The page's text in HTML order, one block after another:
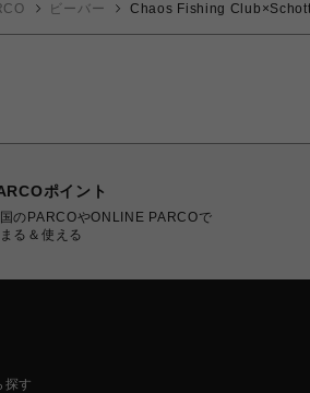
ビーバー Chaos Fishing
ポイント
のPARCOやONLINE PARCOで
る＆使える
探す